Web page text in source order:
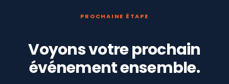
PROCHAINE ÉTAPE
Voyons votre prochain
événement ensemble.